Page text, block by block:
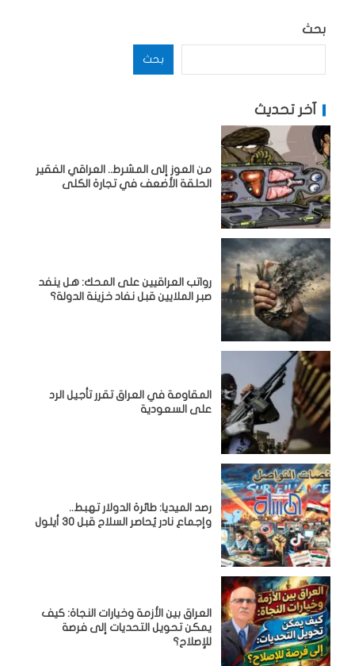
بحث
بحث
آخر تحديث
من العوز إلى المشرط.. العراقي الفقير
الحلقة الأضعف في تجارة الكلى
رواتب العراقيين على المحك: هل ينفد
صبر الملايين قبل نفاد خزينة الدولة؟
المقاومة في العراق تقرر تأجيل الرد
على السعودية
رصد الميديا: طائرة الدولار تهبط..
وإجماع نادر يُحاصر السلاح قبل 30 أيلول
العراق بين الأزمة وخيارات النجاة: كيف
يمكن تحويل التحديات إلى فرصة
للإصلاح؟